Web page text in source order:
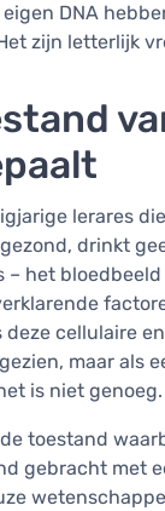
DNA
zijn letterlijk
lerares
drinkt
het
cellulaire
maar als
is niet genoeg.
toestand
gebracht met